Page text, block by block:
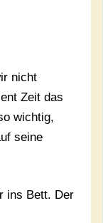
nicht
Zeit das
wichtig,
seine
ins Bett. Der